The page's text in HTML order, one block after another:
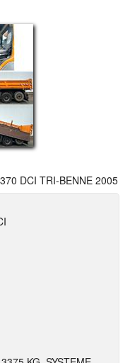
DCI TRI-BENNE 2005